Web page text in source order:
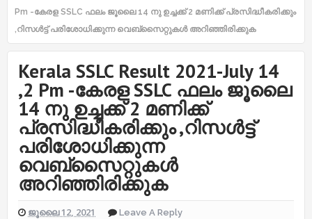
Pm -കേരള SSLC ഫലം ജൂലൈ 14 നു ഉച്ചക്ക് 2 മണിക്ക് പ്രസിദ്ധീകരിക്കും
,റിസൾട്ട് പരിശോധിക്കുന്ന വെബ്സൈറ്റുകൾ അറിഞ്ഞിരിക്കുക
Kerala SSLC Result 2021-July 14
,2 Pm -കേരള SSLC ഫലം ജൂലൈ
14 നു ഉച്ചക്ക് 2 മണിക്ക്
പ്രസിദ്ധീകരിക്കും ,റിസൾട്ട്
പരിശോധിക്കുന്ന
വെബ്സൈറ്റുകൾ
അറിഞ്ഞിരിക്കുക
ജൂലൈ 12, 2021 Leave A Reply